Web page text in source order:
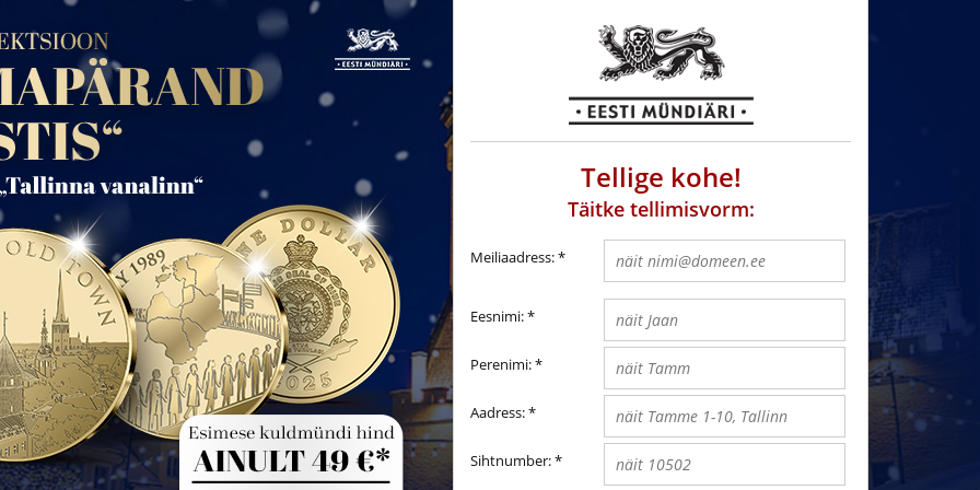
Tellige kohe!
Täitke tellimisvorm:
Meiliaadress:*
Eesnimi:*
Perenimi:*
Aadress:*
Sihtnumber:*